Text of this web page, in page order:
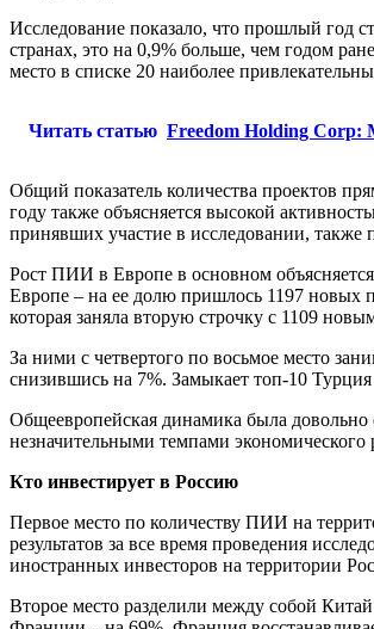
Исследование показало, что прошлый год
странах, это на 0,9% больше, чем годом
место в списке 20 наиболее
Читать статью Freedom Holding Corp:
Общий показатель количества проектов
году также объясняется высокой
принявших участие в исследовании,
Рост ПИИ в Европе в основном
Европе – на ее долю пришлось 1197 новых
которая заняла вторую строчку с 1109
За ними с четвертого по восьмое место
снизившись на 7%. Замыкает топ-10
Общеевропейская динамика была
незначительными темпами экономического
Кто инвестирует в Россию
Первое место по количеству ПИИ на
результатов за все время проведения
иностранных инвесторов на территории
Второе место разделили между собой